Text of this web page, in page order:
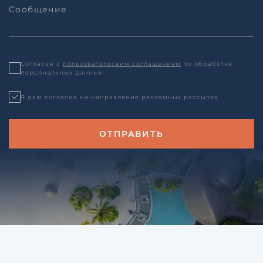
Согласен с пользовательским соглашением по обработке
персональных данных
Я даю согласие на направление рекламных рассылок